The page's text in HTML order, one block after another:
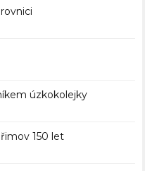
úzkokolejky
150 let